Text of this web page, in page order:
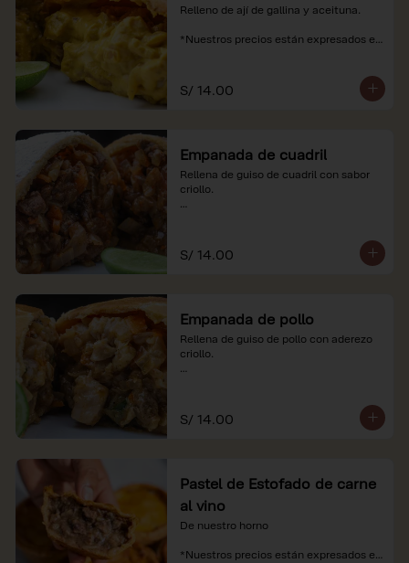
Relleno de ají de gallina y aceituna.
*Nuestros precios están expresados en
S/ 14.00
Empanada de cuadril
Rellena de guiso de cuadril con sabor
criollo.
S/ 14.00
Empanada de pollo
Rellena de guiso de pollo con aderezo
criollo.
S/ 14.00
Pastel de Estofado de carne
al vino
De nuestro horno
*Nuestros precios están expresados en